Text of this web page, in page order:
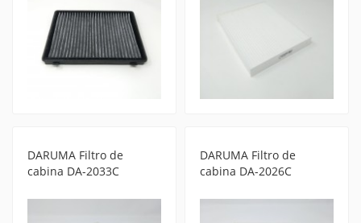
DARUMA Filtro de
cabina DA-2033C
DARUMA Filtro de
cabina DA-2026C